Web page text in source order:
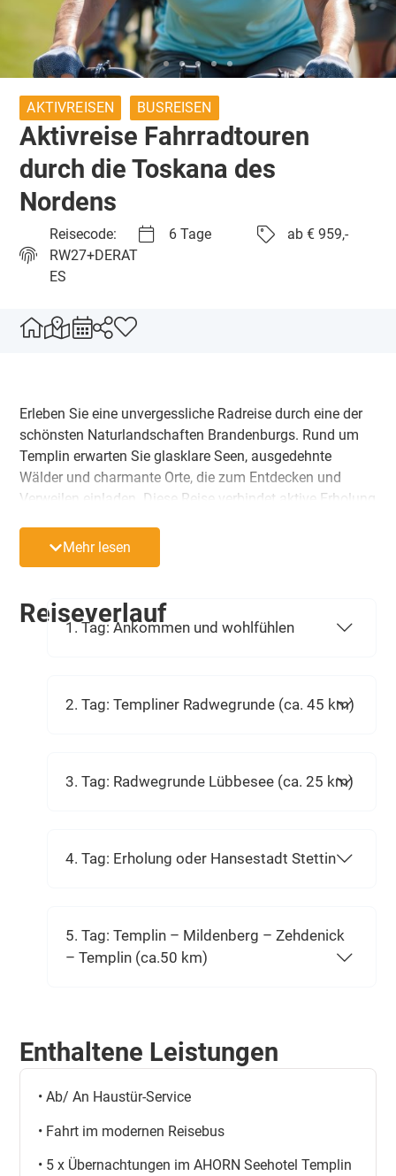
AKTIVREISEN BUSREISEN
Aktivreise Fahrradtouren
durch die Toskana des
Nordens
Reisecode:
RW27+DERAT
ES
6 Tage ab € 959,-
Erleben Sie eine unvergessliche Radreise durch eine der
schönsten Naturlandschaften Brandenburgs. Rund um
Templin erwarten Sie glasklare Seen, ausgedehnte
Wälder und charmante Orte, die zum Entdecken und
Verweilen einladen. Diese Reise verbindet aktive Erholung
Bedingungen für Genussradler.
Mehr lesen
Reiseverlauf
1. Tag: Ankommen und wohlfühlen
2. Tag: Templiner Radwegrunde (ca. 45 km)
3. Tag: Radwegrunde Lübbesee (ca. 25 km)
4. Tag: Erholung oder Hansestadt Stettin
5. Tag: Templin – Mildenberg – Zehdenick
– Templin (ca.50 km)
Enthaltene Leistungen
• Ab/ An Haustür-Service
• Fahrt im modernen Reisebus
• 5 x Übernachtungen im AHORN Seehotel Templin